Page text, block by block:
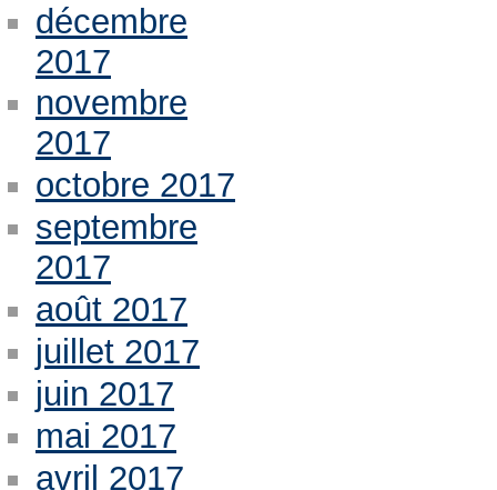
décembre
2017
novembre
2017
octobre 2017
septembre
2017
août 2017
juillet 2017
juin 2017
mai 2017
avril 2017